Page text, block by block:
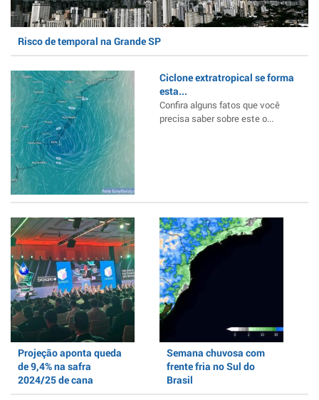
Risco de temporal na Grande SP
Ciclone extratropical se forma
esta...
Confira alguns fatos que você
precisa saber sobre este o...
Projeção aponta queda
de 9,4% na safra
2024/25 de cana
Semana chuvosa com
frente fria no Sul do
Brasil